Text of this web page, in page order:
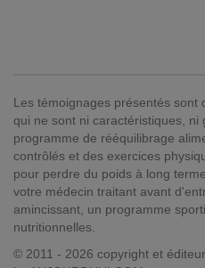
Les témoignages présentés sont
qui ne sont ni caractéristiques,
programme de rééquilibrage
contrôlés et des exercices
pour perdre du poids à long
votre médecin traitant avant
amincissant, un programme
nutritionnelles.
© 2011 - 2026 copyright et